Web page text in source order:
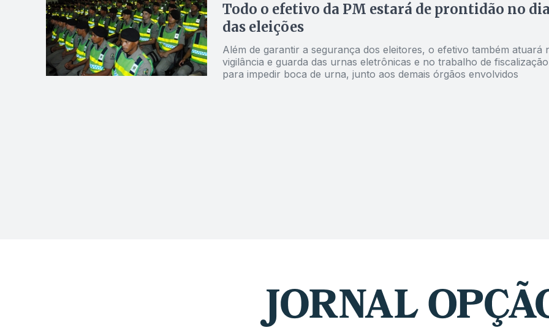
Todo o efetivo da PM estará de prontidão no
das eleições
Além de garantir a segurança dos eleitores, o efetivo também atuará
vigilância e guarda das urnas eletrônicas e no trabalho de fiscalização
para impedir boca de urna, junto aos demais órgãos envolvidos